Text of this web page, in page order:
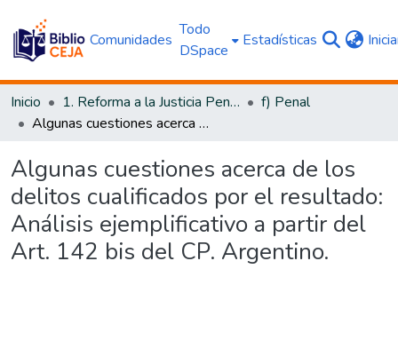
Comunidades
Todo
DSpace
Estadísticas
Inicio 1. Reforma a la Justicia Penal
f) Penal
Algunas cuestiones acerca de los delitos cualificados por el resultado: Análisis ejemplificativo a partir del Art. 142 bis del CP. Argentino.
Algunas cuestiones acerca de los
delitos cualificados por el resultado:
Análisis ejemplificativo a partir del
Art. 142 bis del CP. Argentino.